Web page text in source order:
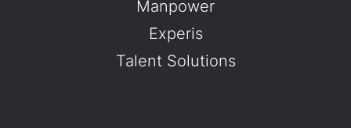
Manpower
Experis
Talent Solutions